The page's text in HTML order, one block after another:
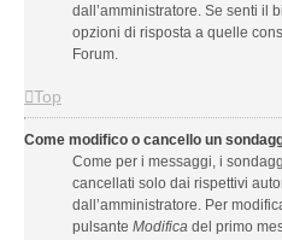
dall’amministratore. Se senti il
opzioni di risposta a quelle
Forum.
Top
Come modifico o cancello un
Come per i messaggi, i
cancellati solo dai rispettivi
dall’amministratore. Per
pulsante Modifica del primo